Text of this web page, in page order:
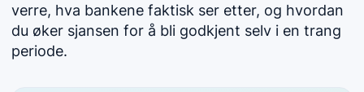
verre, hva bankene faktisk ser etter, og hvordan
du øker sjansen for å bli godkjent selv i en trang
periode.